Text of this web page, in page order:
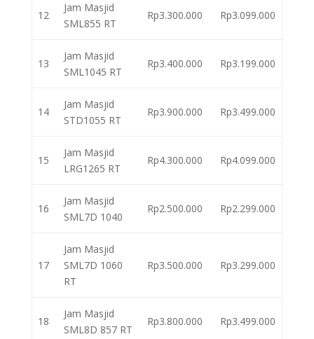
12
Jam Masjid
SML855 RT
Rp3.300.000 Rp3.099.000
13
Jam Masjid
SML1045 RT
Rp3.400.000 Rp3.199.000
14
Jam Masjid
STD1055 RT
Rp3.900.000 Rp3.499.000
15
Jam Masjid
LRG1265 RT
Rp4.300.000 Rp4.099.000
16
Jam Masjid
SML7D 1040
Rp2.500.000 Rp2.299.000
17
Jam Masjid
SML7D 1060
RT
Rp3.500.000 Rp3.299.000
18
Jam Masjid
SML8D 857 RT
Rp3.800.000 Rp3.499.000